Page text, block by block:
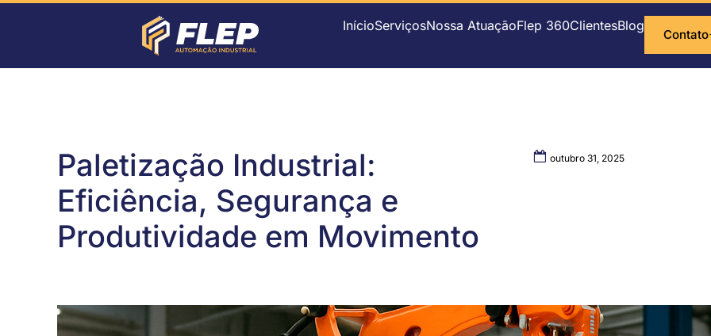
InícioServiçosNossa AtuaçãoFlep 360ClientesBlog
Contato
Paletização Industrial:
Eficiência, Segurança e
Produtividade em Movimento
outubro 31, 2025